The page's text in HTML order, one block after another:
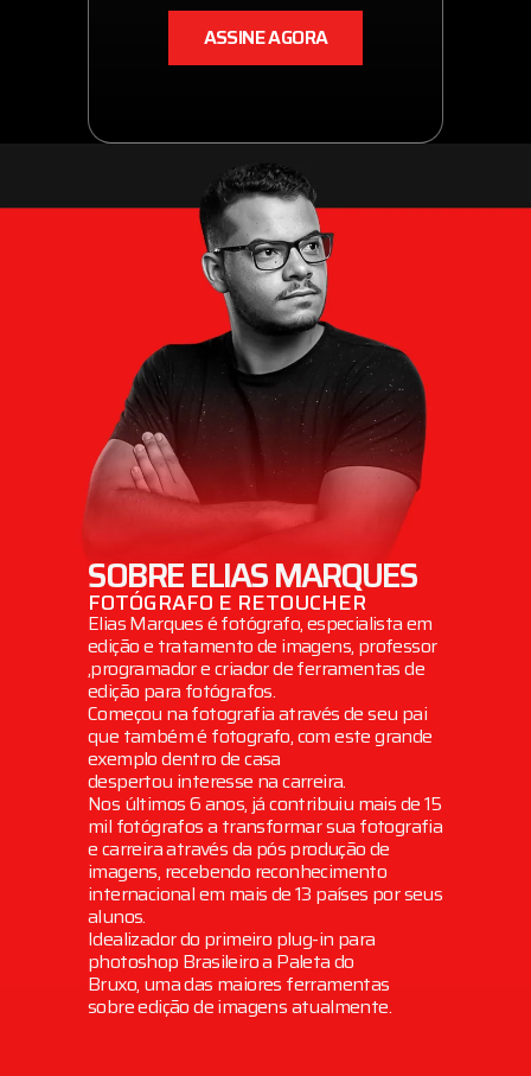
ASSINE AGORA
SOBRE ELIAS MARQUES
FOTÓGRAFO E RETOUCHER
Elias Marques é fotógrafo, especialista em
edição e tratamento de imagens, professor
,programador e criador de ferramentas de
edição para fotógrafos.
Começou na fotografia através de seu pai
que também é fotografo, com este grande
exemplo dentro de casa
despertou interesse na carreira.
Nos últimos 6 anos, já contribuiu mais de 15
mil fotógrafos a transformar sua fotografia
e carreira através da pós produção de
imagens, recebendo reconhecimento
internacional em mais de 13 países por seus
alunos.
Idealizador do primeiro plug-in para
photoshop Brasileiro a Paleta do
Bruxo, uma das maiores ferramentas
sobre edição de imagens atualmente.